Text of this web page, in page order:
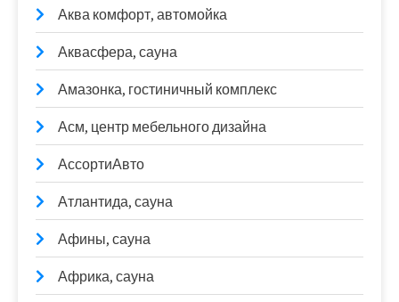
Аква комфорт, автомойка
Аквасфера, сауна
Амазонка, гостиничный комплекс
Асм, центр мебельного дизайна
АссортиАвто
Атлантида, сауна
Афины, сауна
Африка, сауна